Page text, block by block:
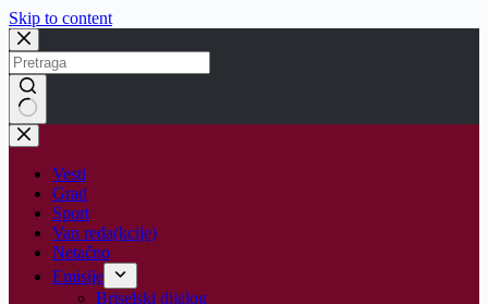
Skip to content
No
results
Vesti
Grad
Sport
Van reda(kcije)
Netačno
Emisije
Briselski dijalog